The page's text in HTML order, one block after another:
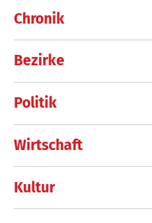
Chronik
Bezirke
Politik
Wirtschaft
Kultur